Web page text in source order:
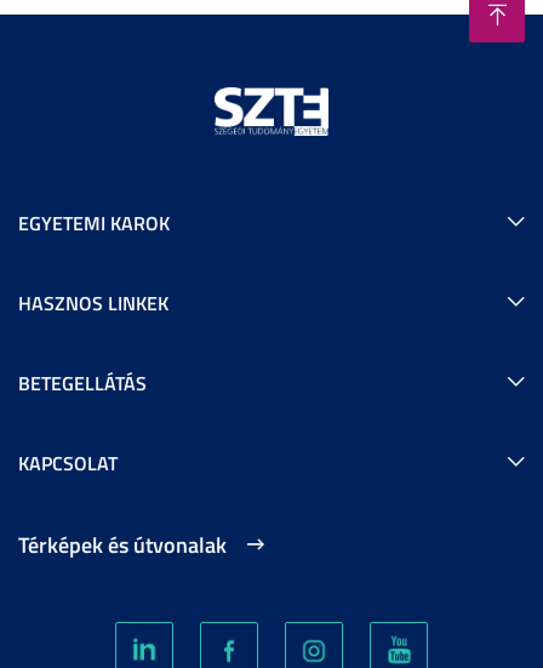
EGYETEMI KAROK
HASZNOS LINKEK
BETEGELLÁTÁS
KAPCSOLAT
Térképek és útvonalak